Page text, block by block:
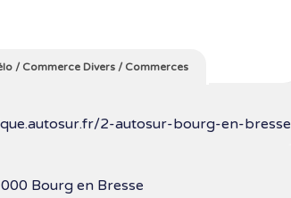
/ Commerce Divers/ Commerces
2-autosur-bourg-en-bresse
Bourg en Bresse